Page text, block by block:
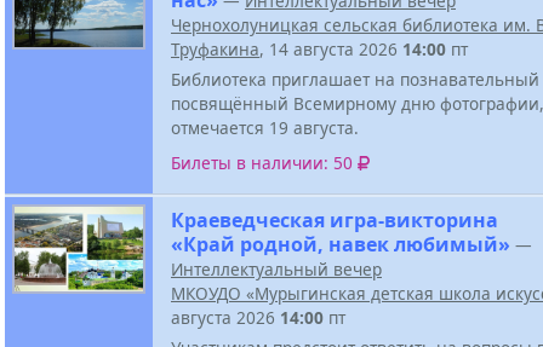
Чернохолуницкая сельская библиотека им.
Труфакина, 14 августа 2026 14:00 пт
Библиотека приглашает на познавательный
посвящённый Всемирному дню
отмечается 19 августа.
Билеты в наличии: 50
Краеведческая игра-викторина
«Край родной, навек любимый» —
Интеллектуальный вечер
МКОУДО «Мурыгинская детская школа
августа 2026 14:00 пт